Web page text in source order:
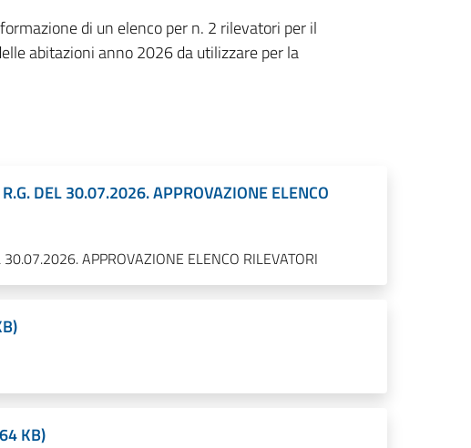
di un elenco per n. 2 rilevatori per il
abitazioni anno 2026 da utilizzare per la
DEL 30.07.2026. APPROVAZIONE ELENCO
APPROVAZIONE ELENCO RILEVATORI
KB)